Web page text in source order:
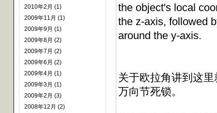
2010年2月 (1)
2009年11月 (1)
2009年9月 (1)
2009年8月 (2)
2009年7月 (2)
2009年6月 (2)
2009年4月 (1)
2009年3月 (1)
2009年2月 (3)
2008年12月 (2)
the object's local
the z-axis, followed
around the y-axis.
关于欧拉角讲到这
万向节死锁。